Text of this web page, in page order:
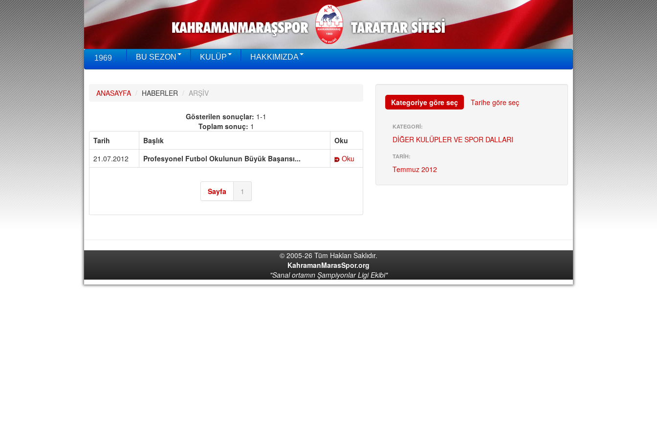
1969 BU SEZON KULÜP HAKKIMIZDA
ANASAYFA / HABERLER / ARŞİV
Gösterilen sonuçlar: 1-1
Toplam sonuç: 1
Tarih
Başlık Oku
Sayfa 1
21.07.2012 Profesyonel Futbol Okulunun Büyük Başarısı... Oku
Kategoriye göre seç Tarihe göre seç
KATEGORİ:
DİĞER KULÜPLER VE SPOR DALLARI
TARİH:
Temmuz 2012
© 2005-26 Tüm Hakları Saklıdır.
KahramanMarasSpor.org
"Sanal ortamın Şampiyonlar Ligi Ekibi"